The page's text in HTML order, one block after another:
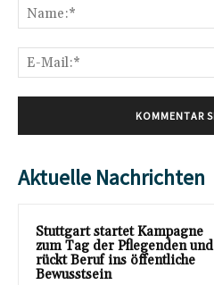
Aktuelle Nachrichten
Stuttgart startet Kampagne
zum Tag der Pflegenden und
rückt Beruf ins öffentliche
Bewusstsein